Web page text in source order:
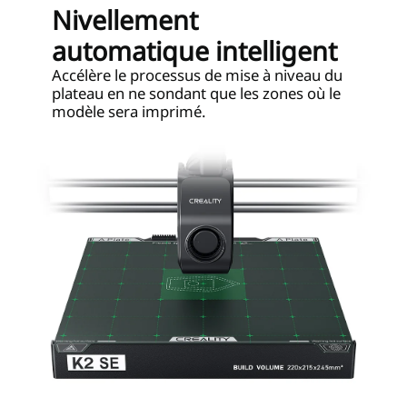
Nivellement
automatique intelligent
Accélère le processus de mise à niveau du
plateau en ne sondant que les zones où le
modèle sera imprimé.